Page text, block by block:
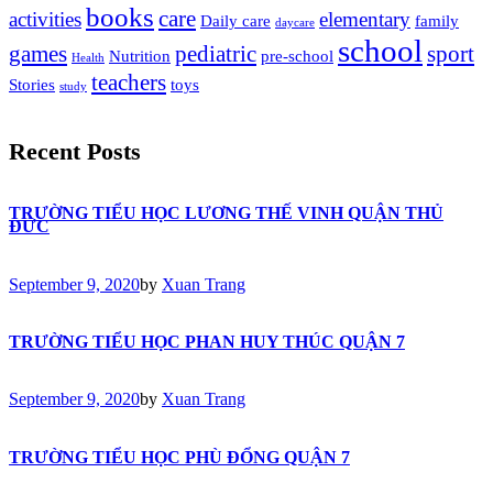
activitiesbooks care Daily care daycare elementary family
games Health Nutrition pediatric pre-school schoolsport
Stories study teachers toys
Recent Posts
TRƯỜNG TIỂU HỌC LƯƠNG THẾ VINH QUẬN THỦ
ĐỨC
September 9, 2020by Xuan Trang
TRƯỜNG TIỂU HỌC PHAN HUY THÚC QUẬN 7
September 9, 2020by Xuan Trang
TRƯỜNG TIỂU HỌC PHÙ ĐỔNG QUẬN 7